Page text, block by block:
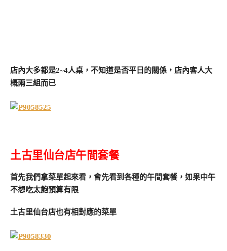
店內大多都是2~4人桌，不知道是否平日的關係，店內客人大
概兩三組而已
土古里仙台店午間套餐
首先我們拿菜單起來看，會先看到各種的午間套餐，如果中午
不想吃太飽預算有限
土古里仙台店也有相對應的菜單